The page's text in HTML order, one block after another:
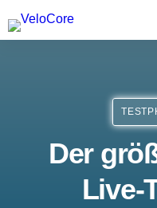
Agenturen &
Der
Live-